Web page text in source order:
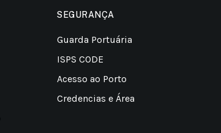
SEGURANÇA
Guarda Portuária
ISPS CODE
Acesso ao Porto
Credencias e Área